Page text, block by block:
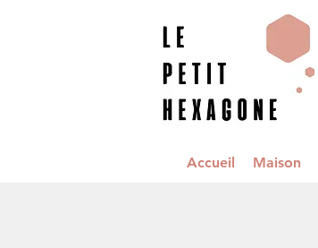
Accueil Maison